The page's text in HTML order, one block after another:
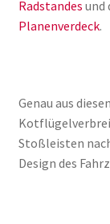
Radstandes und
Planenverdeck.
Genau aus
Stoßleisten
Design des